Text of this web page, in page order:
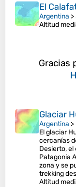
El
Argentina >
Altitud
Gracias
Glaciar
Argentina >
El glaciar
cercanías
Desierto, el
Patagonia
zona y se
trekking
Altitud